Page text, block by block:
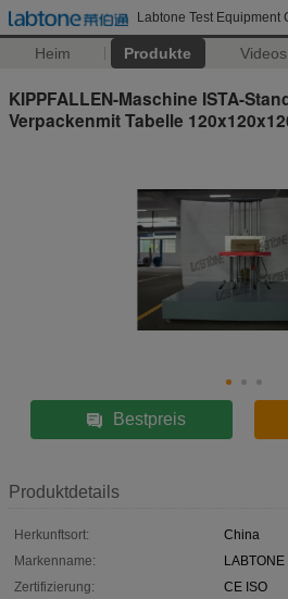
Labtone Test Equipment
Heim Produkte Videos
KIPPFALLEN-Maschine ISTA-
Verpackenmit Tabelle
Bestpreis
Produktdetails
Herkunftsort:
China
Markenname:
LABTONE
Zertifizierung:
CE ISO